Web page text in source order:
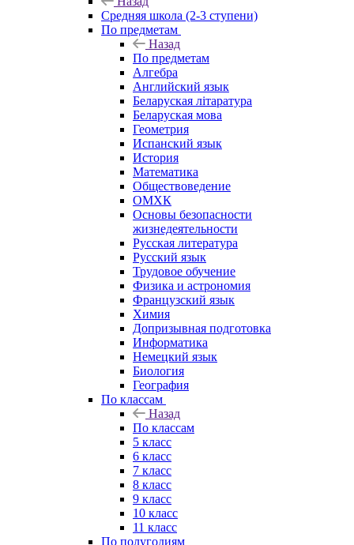
Средняя школа (2-3 ступени)
По предметам
Назад
По предметам
Алгебра
Английский язык
Беларуская літаратура
Беларуская мова
Геометрия
Испанский язык
История
Математика
Обществоведение
ОМХК
Основы безопасности
жизнедеятельности
Русская литература
Русский язык
Трудовое обучение
Физика и астрономия
Французский язык
Химия
Допризывная подготовка
Информатика
Немецкий язык
Биология
География
По классам
Назад
По классам
5 класс
6 класс
7 класс
8 класс
9 класс
10 класс
11 класс
По полугодиям